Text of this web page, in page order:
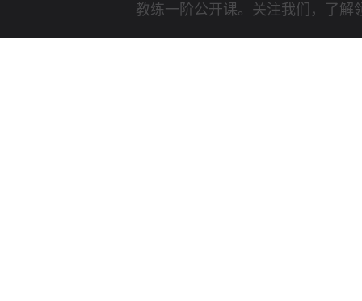
教练一阶公开课。关注我们，了解